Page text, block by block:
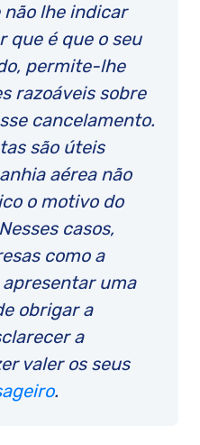
não lhe indicar
que é que o seu
permite-lhe
razoáveis sobre
cancelamento.
são úteis
aérea não
o motivo do
casos,
como a
uma
obrigar a
a
valer os seus
.